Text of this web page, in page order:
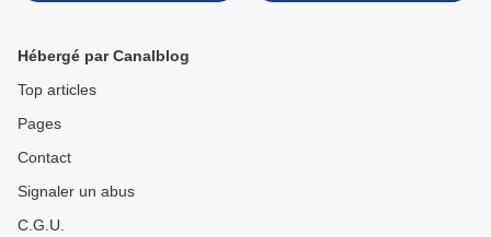
Hébergé par Canalblog
Top articles
Pages
Contact
Signaler un abus
C.G.U.